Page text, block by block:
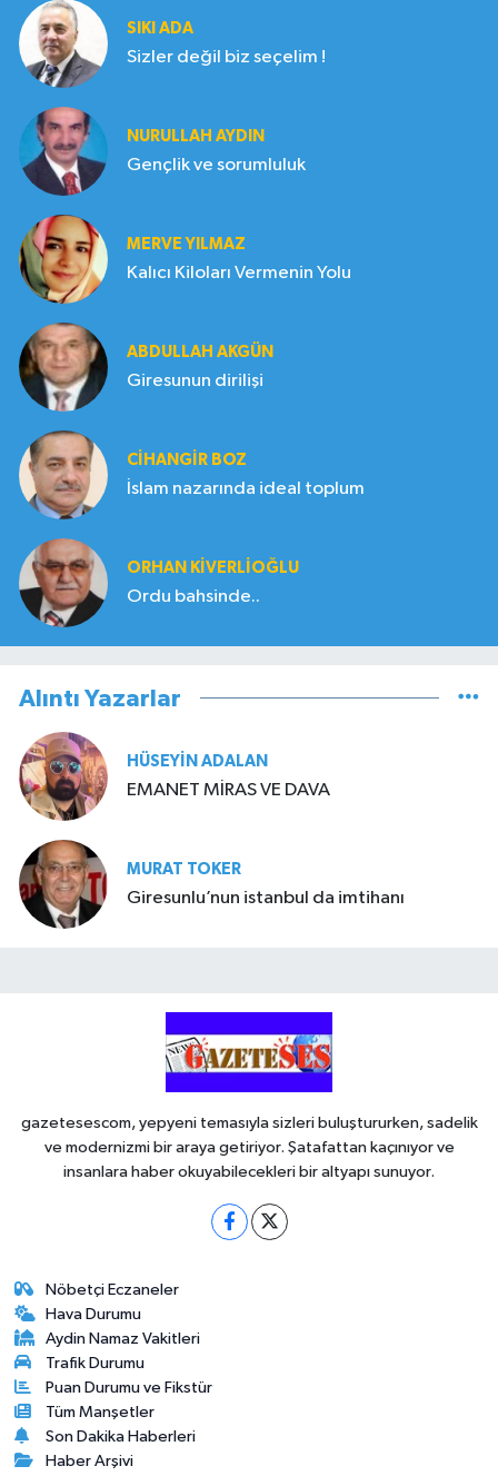
SIKI ADA
Sizler değil biz seçelim !
NURULLAH AYDIN
Gençlik ve sorumluluk
MERVE YILMAZ
Kalıcı Kiloları Vermenin Yolu
ABDULLAH AKGÜN
Giresunun dirilişi
CIHANGIR BOZ
İslam nazarında ideal toplum
ORHAN KIVERLIOĞLU
Ordu bahsinde..
Alıntı Yazarlar
HÜSEYIN ADALAN
EMANET MİRAS VE DAVA
MURAT TOKER
Giresunlu’nun istanbul da imtihanı
gazetesescom, yepyeni temasıyla sizleri buluştururken, sadelik
ve modernizmi bir araya getiriyor. Şatafattan kaçınıyor ve
insanlara haber okuyabilecekleri bir altyapı sunuyor.
Nöbetçi Eczaneler
Hava Durumu
Aydin Namaz Vakitleri
Trafik Durumu
Puan Durumu ve Fikstür
Tüm Manşetler
Son Dakika Haberleri
Haber Arşivi